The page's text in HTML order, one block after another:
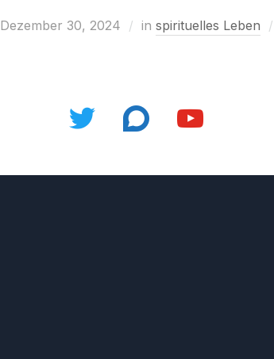
Dezember 30, 2024 in spirituelles Leben
twitter discourse youtube